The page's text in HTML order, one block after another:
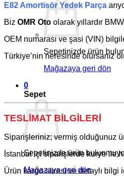
Sepetinizde ürün
Mağazaya geri dön
0
Sepet
Sepetinizde ürün
Mağazaya geri dön
E82 Amortisör Yedek Parça
Biz OMR Oto olarak yıllardır BMW
OEM numarası ve şasi (VIN)
Türkiye’nin neresinde olursanız
TESLİMAT BİLGİLERİ
Siparişleriniz; vermiş olduğunuz
İstanbul içi siparişlerde kurye ile
Ürün kargo süresi ve detaylı